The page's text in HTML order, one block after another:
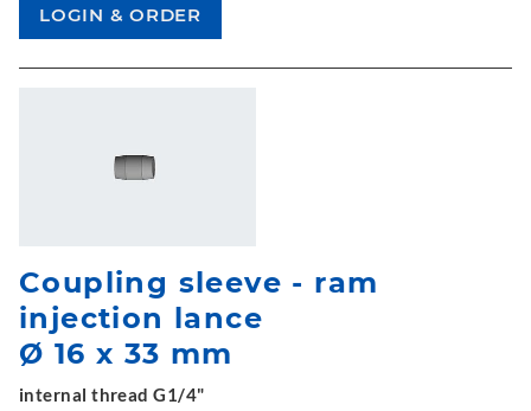
Coupling sleeve - ram
injection lance
Ø 16 x 33 mm
internal thread G1/4"